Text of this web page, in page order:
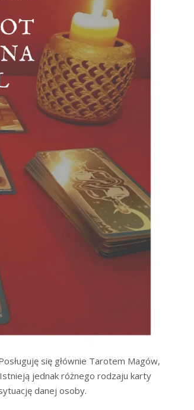
się głównie Tarotem Magów,
jednak różnego rodzaju karty
danej osoby.